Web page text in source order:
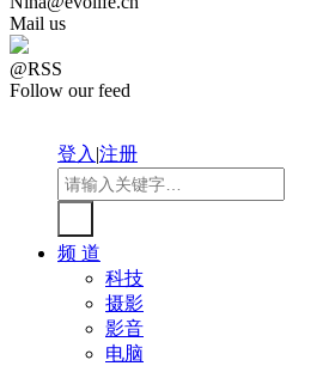
Mail us
@RSS
Follow our feed
登入|注册
频 道
科技
摄影
影音
电脑